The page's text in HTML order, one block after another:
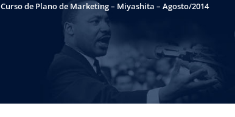
Curso de Plano de Marketing – Miyashita – Agosto/2014